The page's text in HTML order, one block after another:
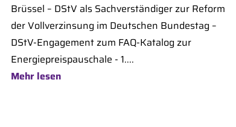
Brüssel – DStV als Sachverständiger zur Reform
der Vollverzinsung im Deutschen Bundestag –
DStV-Engagement zum FAQ-Katalog zur
Energiepreispauschale - 1....
Mehr lesen